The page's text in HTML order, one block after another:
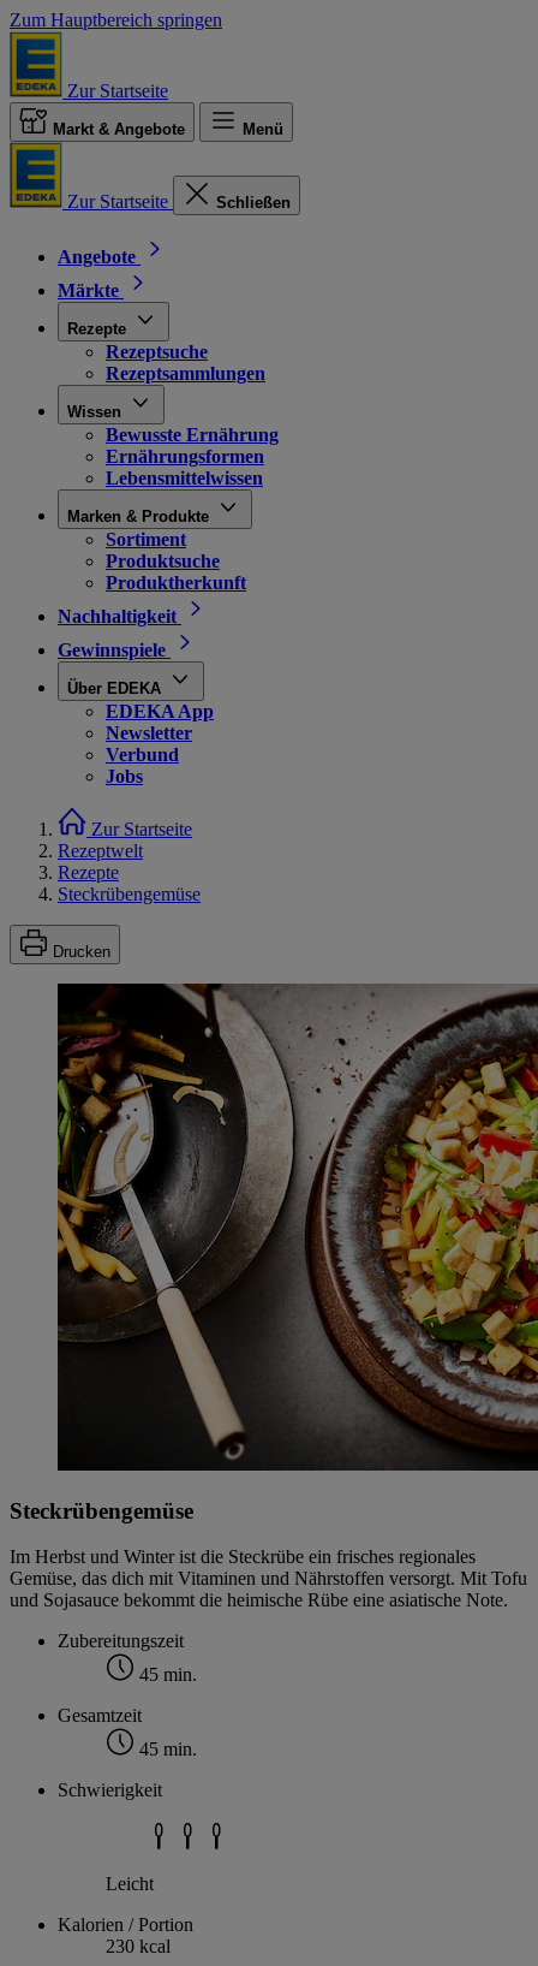
Zum Hauptbereich springen
Zur Startseite
Markt & Angebote Menü
Zur Startseite Schließen
Angebote
Märkte
Rezepte
Rezeptsuche
Rezeptsammlungen
Wissen
Bewusste Ernährung
Ernährungsformen
Lebensmittelwissen
Marken & Produkte
Sortiment
Produktsuche
Produktherkunft
Nachhaltigkeit
Gewinnspiele
Über EDEKA
EDEKA App
Newsletter
Verbund
Jobs
Zur Startseite
Rezeptwelt
Rezepte
Steckrübengemüse
Drucken
Steckrübengemüse
Im Herbst und Winter ist die Steckrübe ein frisches regionales
Gemüse, das dich mit Vitaminen und Nährstoffen versorgt. Mit Tofu
und Sojasauce bekommt die heimische Rübe eine asiatische Note.
Zubereitungszeit
45 min.
Gesamtzeit
45 min.
Schwierigkeit
Leicht
Kalorien / Portion
230 kcal